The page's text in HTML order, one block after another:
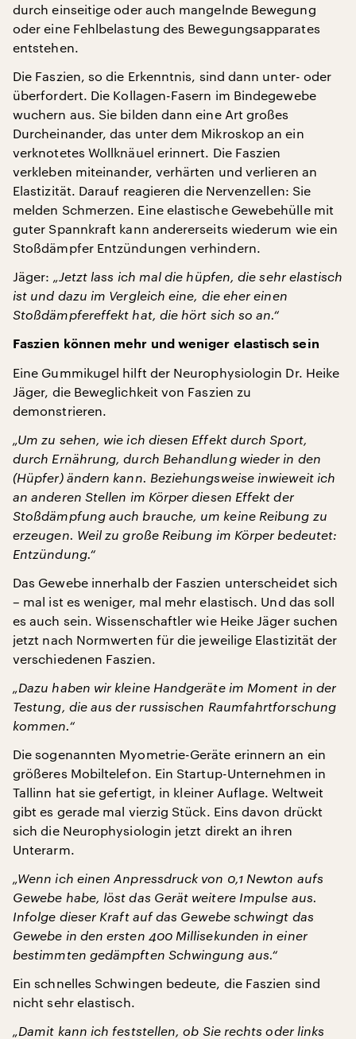
durch einseitige oder auch mangelnde Bewegung
oder eine Fehlbelastung des Bewegungsapparates
entstehen.
Die Faszien, so die Erkenntnis, sind dann unter- oder
überfordert. Die Kollagen-Fasern im Bindegewebe
wuchern aus. Sie bilden dann eine Art großes
Durcheinander, das unter dem Mikroskop an ein
verknotetes Wollknäuel erinnert. Die Faszien
verkleben miteinander, verhärten und verlieren an
Elastizität. Darauf reagieren die Nervenzellen: Sie
melden Schmerzen. Eine elastische Gewebehülle mit
guter Spannkraft kann andererseits wiederum wie ein
Stoßdämpfer Entzündungen verhindern.
Jäger: „Jetzt lass ich mal die hüpfen, die sehr elastisch
ist und dazu im Vergleich eine, die eher einen
Stoßdämpfereffekt hat, die hört sich so an.“
Faszien können mehr und weniger elastisch sein
Eine Gummikugel hilft der Neurophysiologin Dr. Heike
Jäger, die Beweglichkeit von Faszien zu
demonstrieren.
„Um zu sehen, wie ich diesen Effekt durch Sport,
durch Ernährung, durch Behandlung wieder in den
(Hüpfer) ändern kann. Beziehungsweise inwieweit ich
an anderen Stellen im Körper diesen Effekt der
Stoßdämpfung auch brauche, um keine Reibung zu
erzeugen. Weil zu große Reibung im Körper bedeutet:
Entzündung.“
Das Gewebe innerhalb der Faszien unterscheidet sich
– mal ist es weniger, mal mehr elastisch. Und das soll
es auch sein. Wissenschaftler wie Heike Jäger suchen
jetzt nach Normwerten für die jeweilige Elastizität der
verschiedenen Faszien.
„Dazu haben wir kleine Handgeräte im Moment in der
Testung, die aus der russischen Raumfahrtforschung
kommen.“
Die sogenannten Myometrie-Geräte erinnern an ein
größeres Mobiltelefon. Ein Startup-Unternehmen in
Tallinn hat sie gefertigt, in kleiner Auflage. Weltweit
gibt es gerade mal vierzig Stück. Eins davon drückt
sich die Neurophysiologin jetzt direkt an ihren
Unterarm.
„Wenn ich einen Anpressdruck von 0,1 Newton aufs
Gewebe habe, löst das Gerät weitere Impulse aus.
Infolge dieser Kraft auf das Gewebe schwingt das
Gewebe in den ersten 400 Millisekunden in einer
bestimmten gedämpften Schwingung aus.“
Ein schnelles Schwingen bedeute, die Faszien sind
nicht sehr elastisch.
„Damit kann ich feststellen, ob Sie rechts oder links